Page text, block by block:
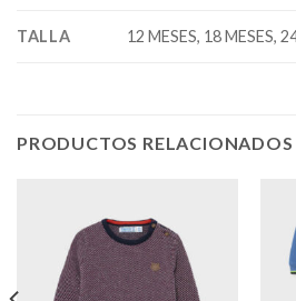
TALLA 12 MESES, 18 MESES,
PRODUCTOS RELACIONADOS